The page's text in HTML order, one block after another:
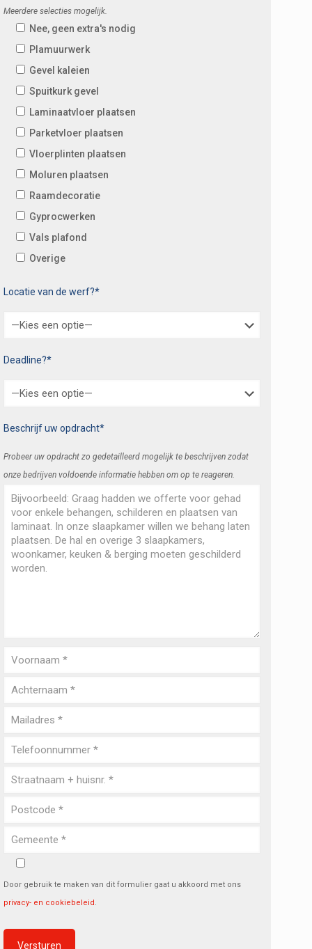
Meerdere selecties mogelijk.
Nee, geen extra's nodig
Plamuurwerk
Gevel kaleien
Spuitkurk gevel
Laminaatvloer plaatsen
Parketvloer plaatsen
Vloerplinten plaatsen
Moluren plaatsen
Raamdecoratie
Gyprocwerken
Vals plafond
Overige
Locatie van de werf?*
Deadline?*
Beschrijf uw opdracht*
Probeer uw opdracht zo gedetailleerd mogelijk te beschrijven zodat
onze bedrijven voldoende informatie hebben om op te reageren.
Door gebruik te maken van dit formulier gaat u akkoord met ons
privacy- en cookiebeleid